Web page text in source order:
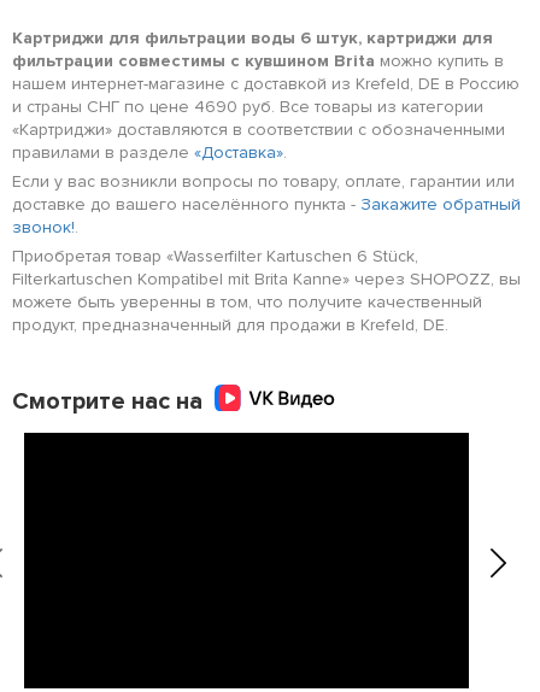
Картриджи для фильтрации воды 6 штук, картриджи для
фильтрации совместимы с кувшином Brita можно купить в
нашем интернет-магазине с доставкой из Krefeld, DE в Россию
и страны СНГ по цене 4690 руб. Все товары из категории
«Картриджи» доставляются в соответствии с обозначенными
правилами в разделе «Доставка».
Если у вас возникли вопросы по товару, оплате, гарантии или
доставке до вашего населённого пункта - Закажите обратный
звонок!.
Приобретая товар «Wasserfilter Kartuschen 6 Stück,
Filterkartuschen Kompatibel mit Brita Kanne» через SHOPOZZ, вы
можете быть уверенны в том, что получите качественный
продукт, предназначенный для продажи в Krefeld, DE.
Смотрите нас на